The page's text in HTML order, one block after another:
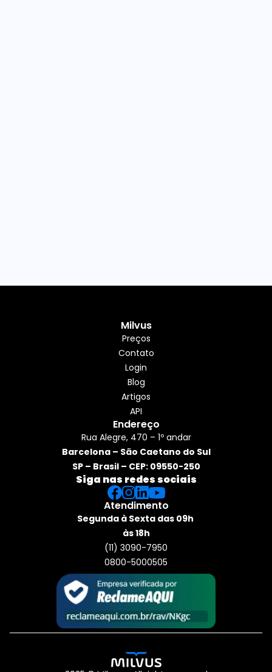
Milvus
Preços
Contato
Login
Blog
Artigos
API
Endereço
Rua Alegre, 470 – 1º andar
Barcelona – São Caetano do Sul
SP – Brasil – CEP: 09550-250
Siga nas redes sociais
Atendimento
Segunda à Sexta das 09h
às 18h
(11) 3090-7950
0800-5000505